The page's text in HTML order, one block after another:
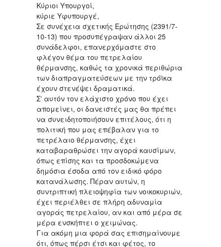
Κύριοι Υπουργοί,
κύριε Υφυπουργέ,
Σε συνέχεια σχετικής Ερώτησης (2391/7-
10-13) που προσυπέγραψαν άλλοι 25
συνάδελφοι, επανερχόμαστε στο
φλέγον θέμα του πετρελαίου
θέρμανσης, καθώς τα χρονικά περιθώρια
των διαπραγματεύσεων με την τρόϊκα
έχουν στενέψει δραματικά.
Σʼ αυτόν τον ελάχιστο χρόνο που έχει
απομείνει, οι δανειστές μας θα πρέπει
να συνειδητοποιήσουν επιτέλους, ότι η
πολιτική που μας επέβαλαν για το
πετρέλαιο θέρμανσης, έχει
καταβαραθρώσει την αγορά καυσίμων,
όπως επίσης και τα προσδοκώμενα
δημόσια έσοδα από τον ειδικό φόρο
κατανάλωσης. Πέραν αυτών, η
συντριπτική πλειοψηφία των νοικοκυριών,
έχει περιέλθει σε πλήρη αδυναμία
αγοράς πετρελαίου, αν και από μέρα σε
μέρα ενσκήπτει ο χειμώνας.
Για ακόμη μια φορά σας επισημαίνουμε
ότι, όπως πέρσι έτσι και φέτος, το